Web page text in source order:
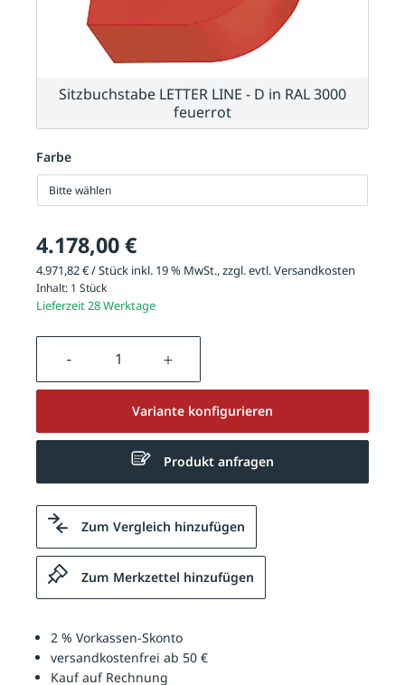
Farbe
Bitte wählen
4.178,00 €
4.971,82 € / Stück inkl. 19 % MwSt., zzgl. evtl.Versandkosten
Inhalt: 1 Stück
Lieferzeit 28 Werktage
Produkt Anzahl: Gib den
Variante konfigurieren
Produkt anfragen
Zum Vergleich hinzufügen
Zum Merkzettel hinzufügen
2 % Vorkassen-Skonto
versandkostenfrei ab 50 €
Kauf auf Rechnung
Sitzbuchstabe LETTER LINE - D in RAL 3000
feuerrot